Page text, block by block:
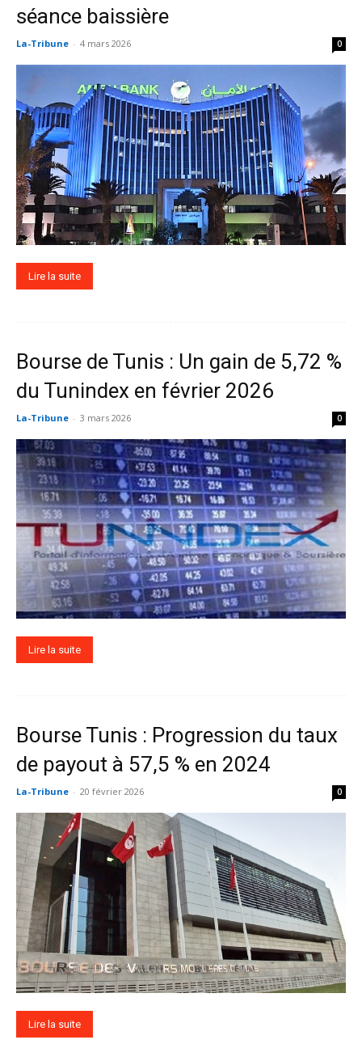
séance baissière
La-Tribune - 4 mars 2026 0
Lire la suite
Bourse de Tunis : Un gain de 5,72 %
du Tunindex en février 2026
La-Tribune - 3 mars 2026 0
Lire la suite
Bourse Tunis : Progression du taux
de payout à 57,5 % en 2024
La-Tribune - 20 février 2026 0
Lire la suite